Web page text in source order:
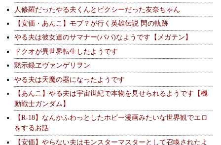
人修羅だったやる夫くんとピクシーだった友奈ちゃん
【安価・あんこ】モブ？が行く英雄伝説 閃の軌跡
やる夫は彼女達のサマナー(パパ)なようです【メガテン】
ドクオが異世界転生したようです
黙示録ヱヴァンゲリヲン
やる夫は天魔の器になったようです
【あんこ】やる夫は宇宙世紀で本物を見せられるようです【機
動戦士ガンダム】
【R-18】なんかふわっとしたホビー漫画みたいな世界観でエロ
をするお話
【安価】やらない夫はモンスターマスターとして召喚されたよ